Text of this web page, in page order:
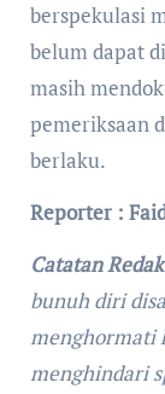
berspekulasi
belum dapat
masih
pemeriksaan
berlaku.
Reporter :
Catatan
bunuh diri
menghormati
menghindari